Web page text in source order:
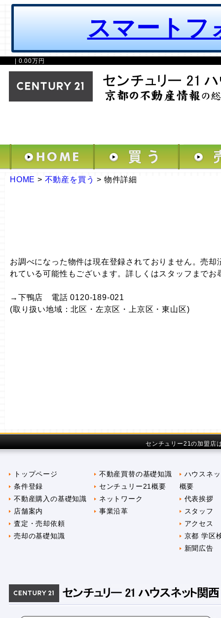
スマートフ
| 0.00万円
HOME > 不動産を買う > 物件詳細
お調べになった物件は現在登録されておりません。売
れている可能性もございます。詳しくはスタッフまでお
→下鴨店 電話 0120-189-021
(取り扱い地域：北区・左京区・上京区・東山区)
センチュリー21の加盟店
トップページ
条件登録
不動産購入の基礎知識
店舗案内
査定・売却依頼
売却の基礎知識
不動産買替の基礎知識
センチュリー21概要
ネットワーク
事業沿革
ハウスネ
概要
代表挨拶
スタッフ
アクセス
京都 学区
新聞広告